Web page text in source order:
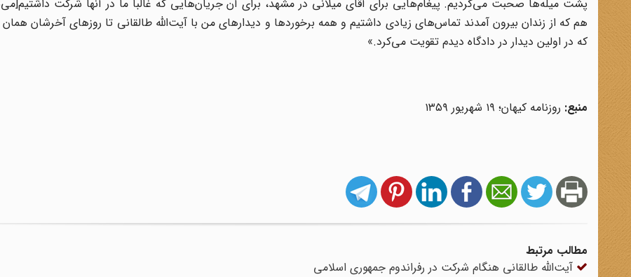
پشت میله‌ها صحبت می‌کردیم. پیغام‌هایی برای آقای میلانی در مشهد، برای آن جریان‌هایی که غالباً ما در آنها شرکت
هم که از زندان بیرون آمدند تماس‌های زیادی داشتیم و همه برخوردها و دیدارهای من با آیت‌الله طالقانی تا روزهای آخرشان همان
که در اولین دیدار در دادگاه دیدم تقویت می‌کرد.»
منبع: روزنامه کیهان؛ ۱۹ شهریور ۱۳۵۹
مطالب مرتبط
آیت‌الله طالقانی هنگام شرکت در رفراندوم جمهوری اسلامی